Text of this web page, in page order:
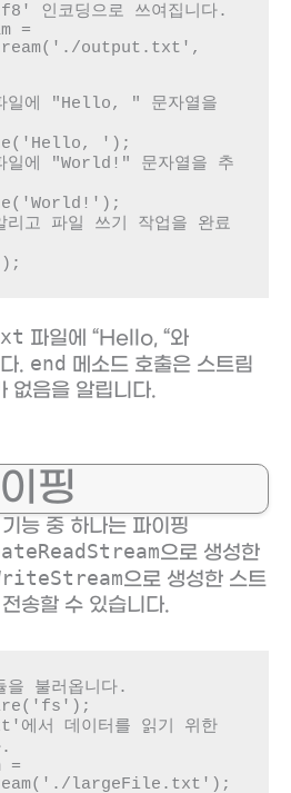
인코딩으로 쓰여집니다.
=
output.txt',
일에 "Hello, " 문자열을
');
일에 "World!" 문자열을 추
고 파일 쓰기 작업을 완료
파일에 “Hello, “와
. end 메소드 호출은 스트림
없음을 알립니다.
핑
능 중 하나는 파이핑
으로 생성한
으로 생성한 스트
송할 수 있습니다.
불러옵니다.
데이터를 읽기 위한
.
=
largeFile.txt');